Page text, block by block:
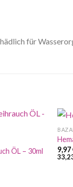
für
ÖL – 30ml
9,97